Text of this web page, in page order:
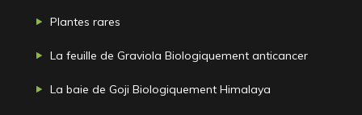
Plantes rares
La feuille de Graviola Biologiquement anticancer
La baie de Goji Biologiquement Himalaya